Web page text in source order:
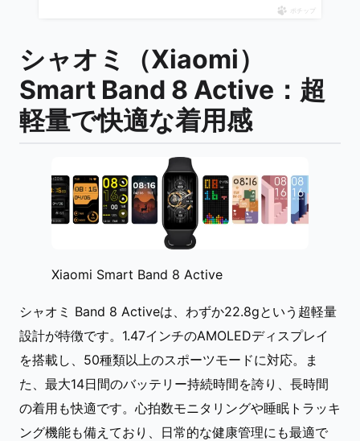
ポチップ
シャオミ（Xiaomi）
Smart Band 8 Active：超
軽量で快適な着用感
Xiaomi Smart Band 8 Active
シャオミ Band 8 Activeは、わずか22.8gという超軽量
設計が特徴です。1.47インチのAMOLEDディスプレイ
を搭載し、50種類以上のスポーツモードに対応。ま
た、最大14日間のバッテリー持続時間を誇り、長時間
の着用も快適です。心拍数モニタリングや睡眠トラッキ
ング機能も備えており、日常的な健康管理にも最適で